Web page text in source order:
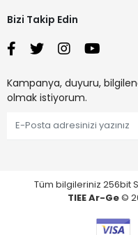
Bizi Takip Edin
Kampanya, duyuru,
olmak istiyorum.
Tüm bilgileriniz 256bit
TIEE Ar-Ge©